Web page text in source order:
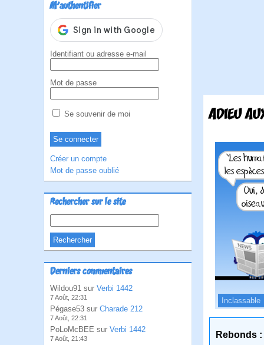
M'authentifier
Identifiant ou adresse e-mail
Mot de passe
Se souvenir de moi
Créer un compte
Mot de passe oublié
Rechercher sur le site
Derniers commentaires
Wildou91 sur Verbi 1442
7 Août, 22:31
Pégase53 sur Charade 212
7 Août, 22:31
PoLoMcBEE sur Verbi 1442
7 Août, 21:43
ADIEU
Inclassable
Rebonds :